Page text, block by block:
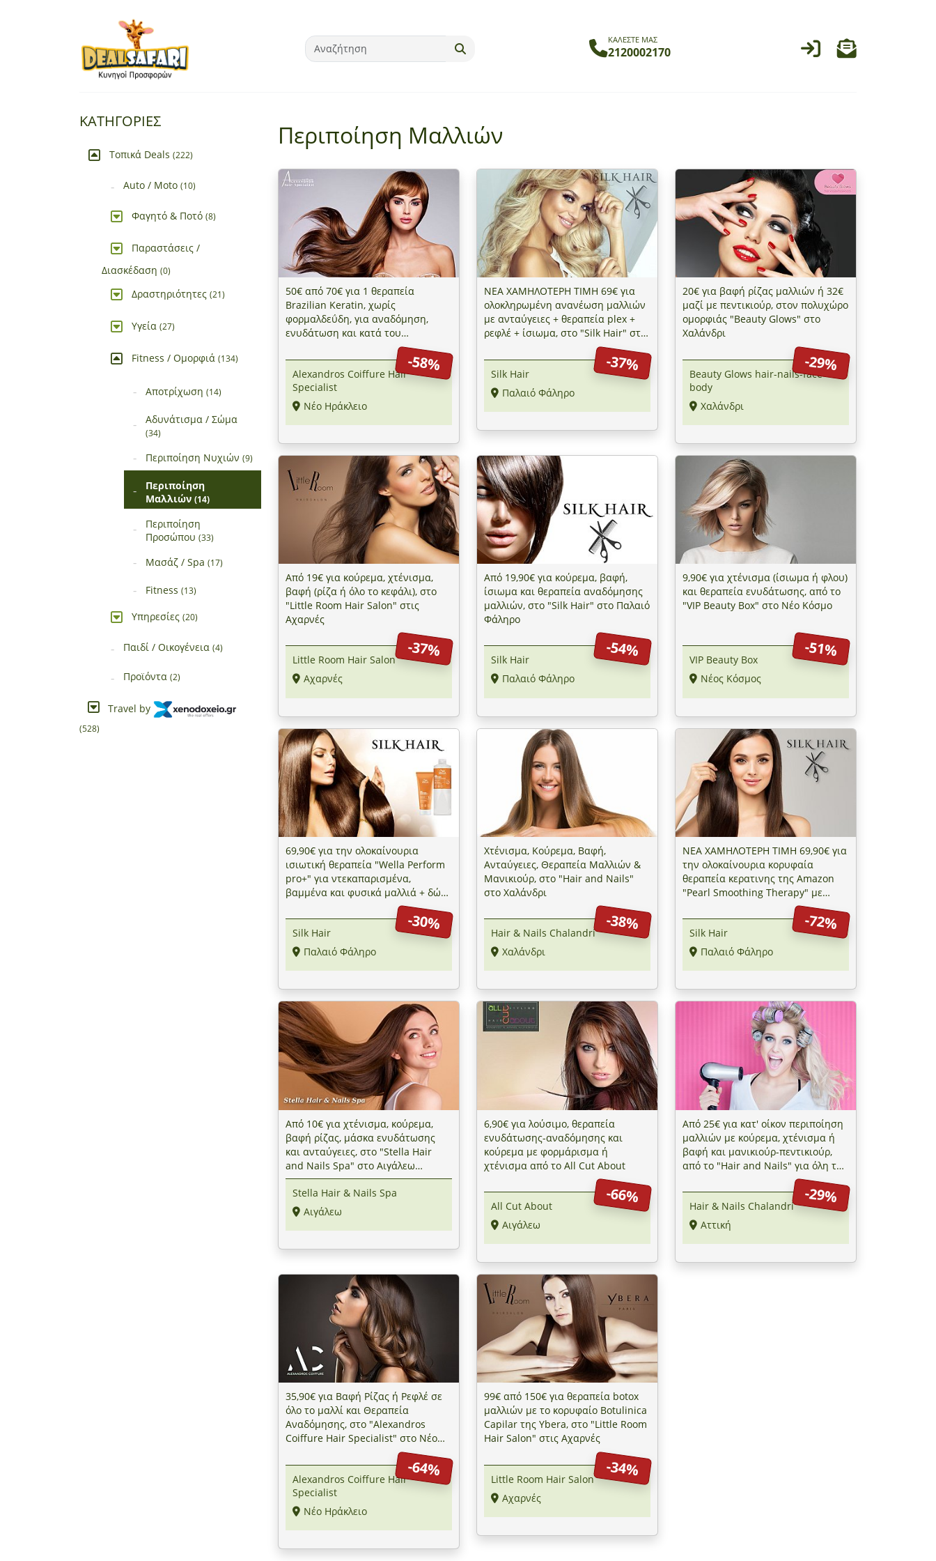
ΚΑΛΕΣΤΕ ΜΑΣ
2120002170
ΚΑΤΗΓΟΡΙΕΣ
Τοπικά Deals (222)
Auto / Moto (10)
Φαγητό & Ποτό (8)
Παραστάσεις /
Διασκέδαση (0)
Δραστηριότητες (21)
Υγεία (27)
Fitness / Ομορφιά (134)
Αποτρίχωση (14)
Αδυνάτισμα / Σώμα
(34)
Περιποίηση Νυχιών (9)
Περιποίηση
Μαλλιών (14)
Περιποίηση
Προσώπου (33)
Μασάζ / Spa (17)
Fitness (13)
Υπηρεσίες (20)
Παιδί / Οικογένεια (4)
Προϊόντα (2)
Travel by
(528)
Περιποίηση Μαλλιών
50€ από 70€ για 1 θεραπεία
Brazilian Keratin, χωρίς
φορμαλδεΰδη, για αναδόμηση,
ενυδάτωση και κατά του
φριζάρισματος, από το "Alexandros
Coiffure Hair Specialist" στο Νέο
Ηράκλειο
-58%
Alexandros Coiffure Hair
Specialist
Νέο Ηράκλειο
ΝΕΑ ΧΑΜΗΛΟΤΕΡΗ ΤΙΜΗ 69€ για
ολοκληρωμένη ανανέωση μαλλιών
με ανταύγειες + θεραπεία plex +
ρεφλέ + ίσιωμα, στο "Silk Hair" στο
-37%
Silk Hair
Παλαιό Φάληρο
20€ για βαφή ρίζας μαλλιών ή 32€
μαζί με πεντικιούρ, στον πολυχώρο
ομορφιάς "Beauty Glows" στο
Χαλάνδρι
-29%
Beauty Glows hair-nails-face-
body
Χαλάνδρι
Από 19€ για κούρεμα, χτένισμα,
βαφή (ρίζα ή όλο το κεφάλι), στο
"Little Room Hair Salon" στις
Αχαρνές
-37%
Little Room Hair Salon
Αχαρνές
Από 19,90€ για κούρεμα, βαφή,
ίσιωμα και θεραπεία αναδόμησης
μαλλιών, στο "Silk Hair" στο Παλαιό
Φάληρο
-54%
Silk Hair
Παλαιό Φάληρο
9,90€ για χτένισμα (ίσιωμα ή φλου)
και θεραπεία ενυδάτωσης, από το
"VIP Beauty Box" στο Νέο Κόσμο
-51%
VIP Beauty Box
Νέος Κόσμος
69,90€ για την ολοκαίνουρια
ισιωτική θεραπεία "Wella Perform
pro+" για ντεκαπαρισμένα,
βαμμένα και φυσικά μαλλιά + δώρο
αφαίρεση ψαλίδας με το Gama
Finish Pro, αξίας 15€, στο "Silk
Hair" στο Παλαιό Φάληρο
-30%
Silk Hair
Παλαιό Φάληρο
Χτένισμα, Κούρεμα, Βαφή,
Ανταύγειες, Θεραπεία Μαλλιών &
Μανικιούρ, στο "Hair and Nails"
στο Χαλάνδρι
-38%
Hair & Nails Chalandri
Χαλάνδρι
ΝΕΑ ΧΑΜΗΛΟΤΕΡΗ ΤΙΜΗ 69,90€ για
την ολοκαίνουρια κορυφαία
θεραπεία κερατινης της Amazon
"Pearl Smoothing Therapy" με
δώρο αφαίρεση ψαλίδας με το
Gama Finish Pro, αξίας 15€, στο
"Silk Hair" στο Παλαιό Φάληρο
-72%
Silk Hair
Παλαιό Φάληρο
Από 10€ για χτένισμα, κούρεμα,
βαφή ρίζας, μάσκα ενυδάτωσης
και ανταύγειες, στο "Stella Hair
and Nails Spa" στο Αιγάλεω
πλησίον μετρό Αγία Μαρίνα
Stella Hair & Nails Spa
Αιγάλεω
6,90€ για λούσιμο, θεραπεία
ενυδάτωσης-αναδόμησης και
κούρεμα με φορμάρισμα ή
χτένισμα από το All Cut About
-66%
All Cut About
Αιγάλεω
Από 25€ για κατ' οίκον περιποίηση
μαλλιών με κούρεμα, χτένισμα ή
βαφή και μανικιούρ-πεντικιούρ,
από το "Hair and Nails" για όλη την
-29%
Hair & Nails Chalandri
Αττική
35,90€ για Βαφή Ρίζας ή Ρεφλέ σε
όλο το μαλλί και Θεραπεία
Αναδόμησης, στο "Alexandros
Coiffure Hair Specialist" στο Νέο
-64%
Alexandros Coiffure Hair
Specialist
Νέο Ηράκλειο
99€ από 150€ για θεραπεία botox
μαλλιών με το κορυφαίο Botulinica
Capilar της Ybera, στο "Little Room
Hair Salon" στις Αχαρνές
-34%
Little Room Hair Salon
Αχαρνές